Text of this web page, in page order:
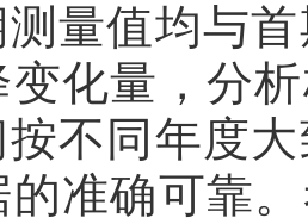
测量值均与
化量，分
不同年度
准确可靠